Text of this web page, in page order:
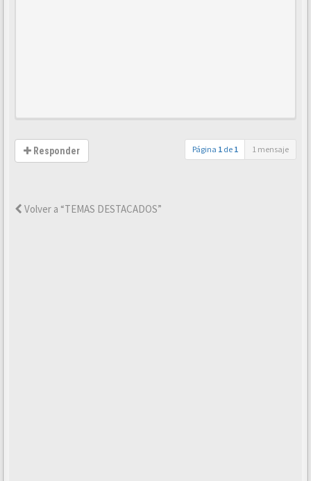
Responder Página 1 de 1 1 mensaje
Volver a “TEMAS DESTACADOS”